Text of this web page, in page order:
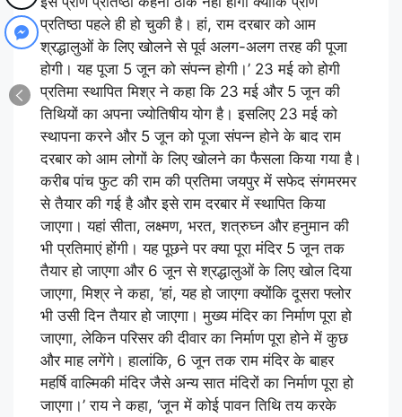
प्रतिष्ठा पहले ही हो चुकी है। हां, राम दरबार को आम
श्रद्धालुओं के लिए खोलने से पूर्व अलग-अलग तरह की पूजा
होगी। यह पूजा 5 जून को संपन्न होगी।’ 23 मई को होगी
प्रतिमा स्थापित मिश्र ने कहा कि 23 मई और 5 जून की
तिथियों का अपना ज्योतिषीय योग है। इसलिए 23 मई को
स्थापना करने और 5 जून को पूजा संपन्न होने के बाद राम
दरबार को आम लोगों के लिए खोलने का फैसला किया गया है।
करीब पांच फुट की राम की प्रतिमा जयपुर में सफेद संगमरमर
से तैयार की गई है और इसे राम दरबार में स्थापित किया
जाएगा। यहां सीता, लक्ष्मण, भरत, शत्रुघ्न और हनुमान की
भी प्रतिमाएं होंगी। यह पूछने पर क्या पूरा मंदिर 5 जून तक
तैयार हो जाएगा और 6 जून से श्रद्धालुओं के लिए खोल दिया
जाएगा, मिश्र ने कहा, ‘हां, यह हो जाएगा क्योंकि दूसरा फ्लोर
भी उसी दिन तैयार हो जाएगा। मुख्य मंदिर का निर्माण पूरा हो
जाएगा, लेकिन परिसर की दीवार का निर्माण पूरा होने में कुछ
और माह लगेंगे। हालांकि, 6 जून तक राम मंदिर के बाहर
महर्षि वाल्मिकी मंदिर जैसे अन्य सात मंदिरों का निर्माण पूरा हो
जाएगा।’ राय ने कहा, ‘जून में कोई पावन तिथि तय करके